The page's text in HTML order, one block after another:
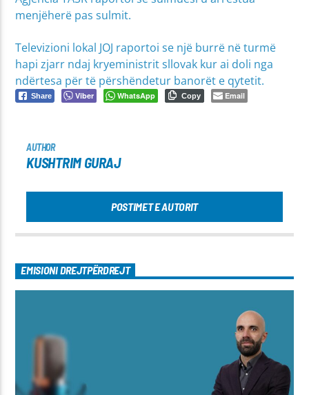
menjëherë pas sulmit.
Televizioni lokal JOJ raportoi se një burrë në turmë
hapi zjarr ndaj kryeministrit sllovak kur ai doli nga
ndërtesa për të përshëndetur banorët e qytetit.
Share Viber WhatsApp Copy Email
AUTHOR
KUSHTRIM GURAJ
POSTIMET E AUTORIT
EMISIONI DREJTPËRDREJT